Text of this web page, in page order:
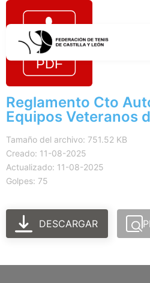
Reglamento Cto
Equipos Veteranos
Tamaño del archivo: 751.52 KB
Creado: 11-08-2025
Actualizado: 11-08-2025
Golpes: 75
DESCARGAR